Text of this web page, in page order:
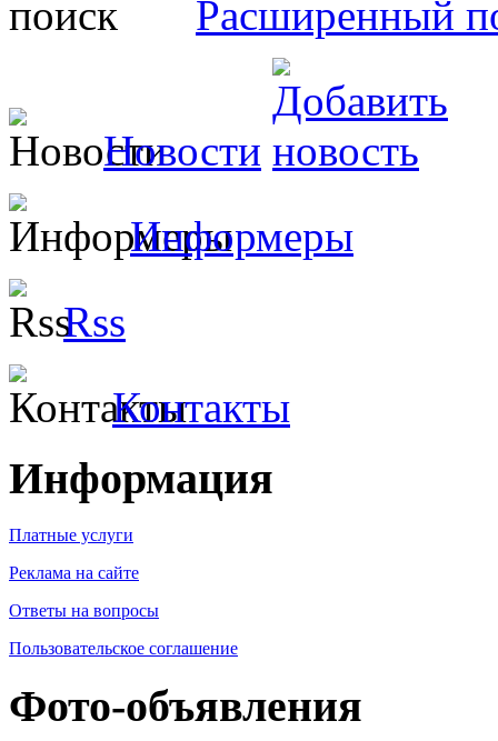
Расширенный
Новости
Информеры
Rss
Контакты
Информация
Платные услуги
Реклама на сайте
Ответы на вопросы
Пользовательское соглашение
Фото-объявления